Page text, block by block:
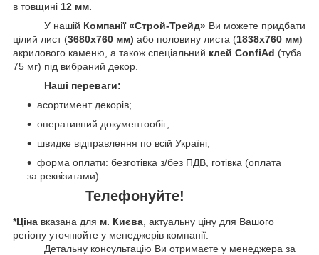
в товщині 12 мм.
У нашій Компанії «Строй-Трейд» Ви можете придбати
цілий лист (3680х760 мм) або половину листа (1838х760 мм)
акрилового каменю, а також спеціальний клей ConfiAd (туба
75 мг) під вибраний декор.
Наші переваги:
асортимент декорів;
оперативний документообіг;
швидке відправлення по всій Україні;
форма оплати: безготівка з/без ПДВ, готівка (оплата
за реквізитами)
Телефонуйте!
*Ціна вказана для м. Києва , актуальну ціну для Вашого
регіону уточнюйте у менеджерів компанії.
Детальну консультацію Ви отримаєте у менеджера за